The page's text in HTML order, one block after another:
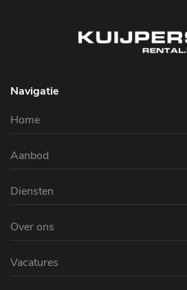
Navigatie
Home
Aanbod
Diensten
Over ons
Vacatures